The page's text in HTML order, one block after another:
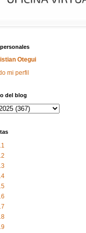
Otegui
mi perfil
del blog